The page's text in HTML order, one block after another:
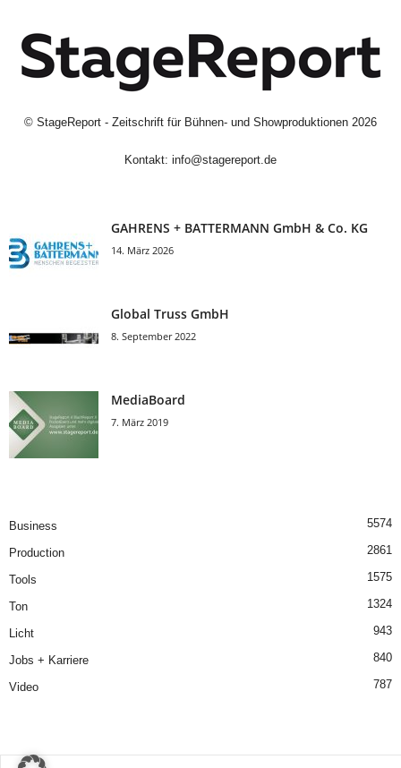
© StageReport - Zeitschrift für Bühnen- und Showproduktionen 2026
Kontakt: info@stagereport.de
GAHRENS + BATTERMANN GmbH & Co. KG
14. März 2026
Global Truss GmbH
8. September 2022
MediaBoard
7. März 2019
Business 5574
Production 2861
Tools 1575
Ton 1324
Licht 943
Jobs + Karriere 840
Video 787